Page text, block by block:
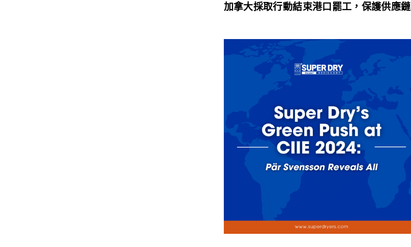
加拿大採取行動結束港口罷工，保護供應鏈